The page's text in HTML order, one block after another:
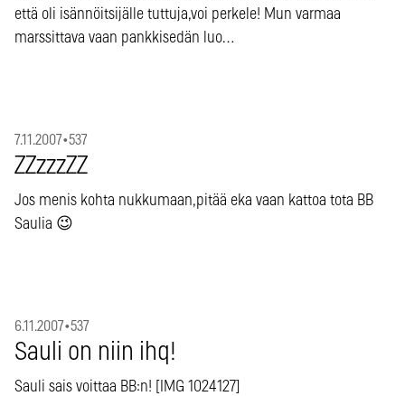
että oli isännöitsijälle tuttuja,voi perkele! Mun varmaa
marssittava vaan pankkisedän luo…
7.11.2007•537
ZZzzzZZ
Jos menis kohta nukkumaan,pitää eka vaan kattoa tota BB
Saulia 😉
6.11.2007•537
Sauli on niin ihq!
Sauli sais voittaa BB:n! [IMG 1024127]